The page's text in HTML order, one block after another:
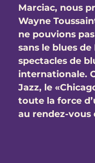
Marciac, nous
Wayne
ne pouvions
sans le blues
spectacles de
internationale.
Jazz, le
toute la force
au rendez-